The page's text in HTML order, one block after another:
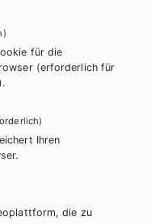
dieser
für die
(erforderlich für
Ihren
die zu